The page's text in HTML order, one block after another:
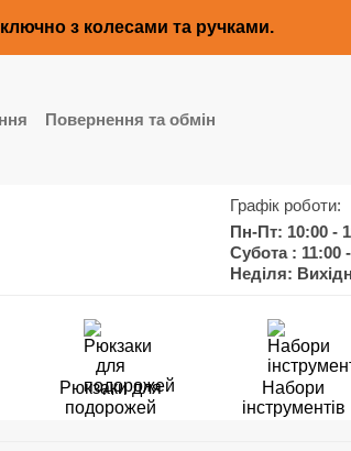
з колесами та ручками.
Повернення та обмін
Графік роботи:
Пн-Пт: 10:00 -
Субота : 11:00
Неділя:
Рюкзаки для
подорожей
Набори
інструментів